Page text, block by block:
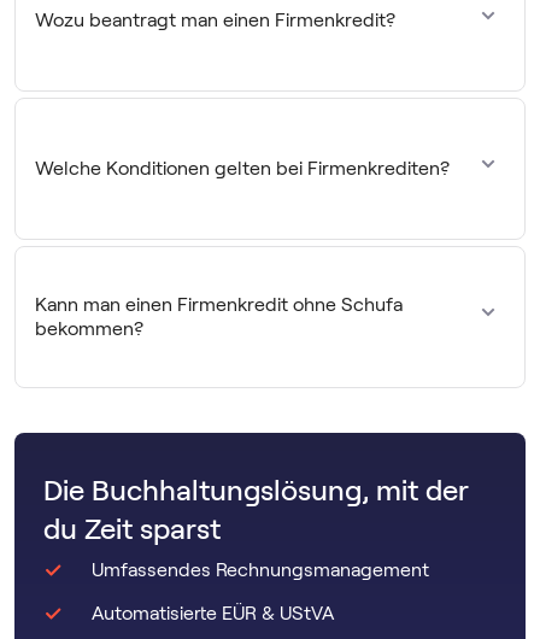
Wozu beantragt man einen Firmenkredit?
Mit einem Darlehen für Unternehmen kannst du
investieren. Entscheidend ist lediglich die Verwendung für
Welche Konditionen gelten bei Firmenkrediten?
Die Konditionen richten sich nach deiner Kreditwürdigkeit,
eines Kontokorrentkredits ist teurer als der eines
Kann man einen Firmenkredit ohne Schufa
bekommen?
Möchtest du trotz negativer SCHUFA-Einträge einen
finden.
Die Buchhaltungslösung, mit der
du Zeit sparst
Umfassendes Rechnungsmanagement
Automatisierte EÜR & UStVA